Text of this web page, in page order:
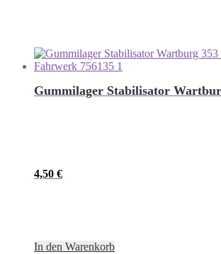
Gummilager Stabilisator
4,50 €
In den Warenkorb